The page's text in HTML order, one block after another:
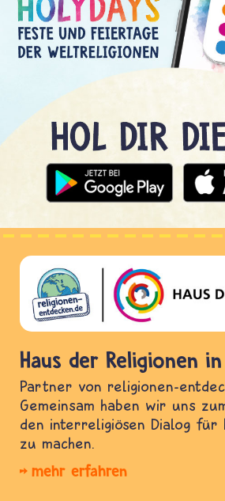
Haus der Religionen
Partner von religionen-
Gemeinsam haben wir uns
den interreligiösen Dialog
zu machen.
mehr erfahren